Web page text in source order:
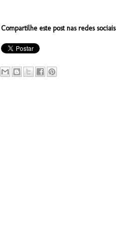
Compartilhe este post nas redes sociais